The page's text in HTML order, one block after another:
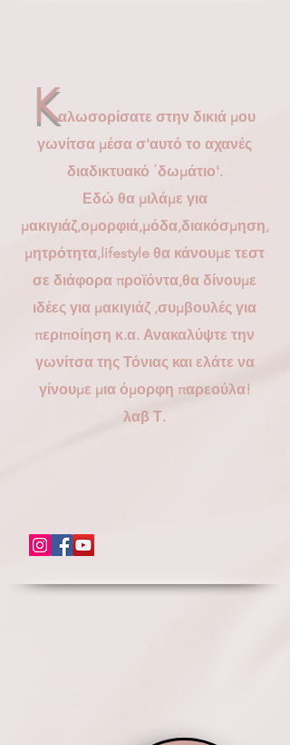
Kαλωσορίσατε στην δικιά μου
γωνίτσα μέσα σ'αυτό το αχανές
διαδικτυακό ΄δωμάτιο'.
Εδώ θα μιλάμε για
μακιγιάζ,ομορφιά,μόδα,διακόσμηση,
μητρότητα,lifestyle θα κάνουμε τεστ
σε διάφορα προϊόντα,θα δίνουμε
ιδέες για μακιγιάζ ,συμβουλές για
περιποίηση κ.α. Ανακαλύψτε την
γωνίτσα της Τόνιας και ελάτε να
γίνουμε μια όμορφη παρεούλα!
λαβ Τ.